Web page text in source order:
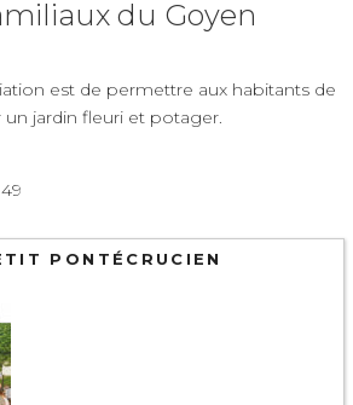
du Goyen
est de permettre aux habitants de
jardin fleuri et potager.
PONTÉCRUCIEN